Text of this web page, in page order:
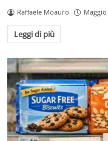
Raffaele Moauro Maggio
Leggi di più